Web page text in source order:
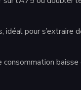
pour s’extraire
consommation